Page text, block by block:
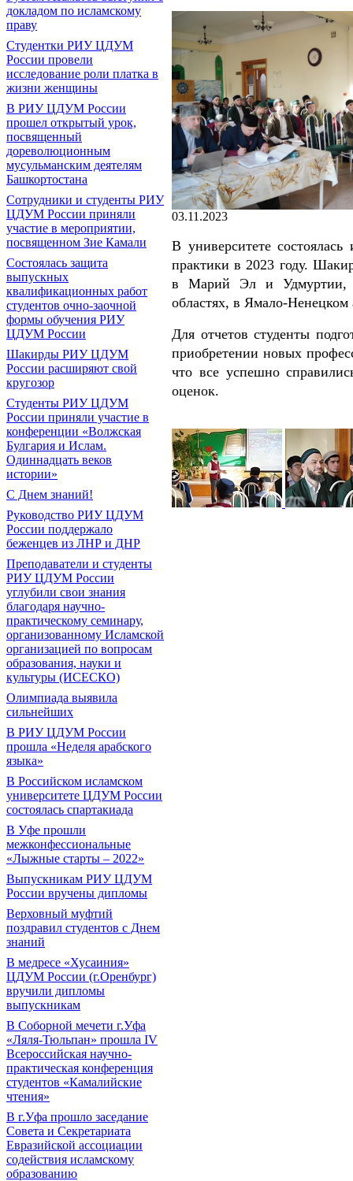
докладом по исламскому
праву
Студентки РИУ ЦДУМ
России провели
исследование роли платка в
жизни женщины
В РИУ ЦДУМ России
прошел открытый урок,
посвященный
дореволюционным
мусульманским деятелям
Башкортостана
Сотрудники и студенты РИУ
ЦДУМ России приняли
участие в мероприятии,
посвященном Зие Камали
Состоялась защита
выпускных
квалификационных работ
студентов очно-заочной
формы обучения РИУ
ЦДУМ России
Шакирды РИУ ЦДУМ
России расширяют свой
кругозор
Студенты РИУ ЦДУМ
России приняли участие в
конференции «Волжская
Булгария и Ислам.
Одиннадцать веков
истории»
С Днем знаний!
Руководство РИУ ЦДУМ
России поддержало
беженцев из ЛНР и ДНР
Преподаватели и студенты
РИУ ЦДУМ России
углубили свои знания
благодаря научно-
практическому семинару,
организованному Исламской
организацией по вопросам
образования, науки и
культуры (ИСЕСКО)
Олимпиада выявила
сильнейших
В РИУ ЦДУМ России
прошла «Неделя арабского
языка»
В Российском исламском
университете ЦДУМ России
состоялась спартакиада
В Уфе прошли
межконфессиональные
«Лыжные старты – 2022»
Выпускникам РИУ ЦДУМ
России вручены дипломы
Верховный муфтий
поздравил студентов с Днем
знаний
В медресе «Хусаиния»
ЦДУМ России (г.Оренбург)
вручили дипломы
выпускникам
В Соборной мечети г.Уфа
«Ляля-Тюльпан» прошла IV
Всероссийская научно-
практическая конференция
студентов «Камалийские
чтения»
В г.Уфа прошло заседание
Совета и Секретариата
Евразийской ассоциации
содействия исламскому
образованию
03.11.2023
В университете
практики в 2023 году.
в Марий Эл и Удмуртии, в
областях, в Ямало-Ненецком
Для отчетов студенты
приобретении новых
что все успешно
оценок.